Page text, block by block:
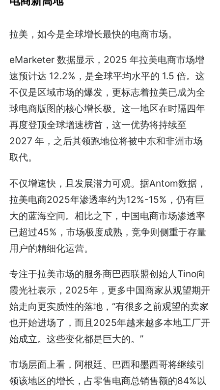
拉美，如今是全球增长最快的电商市场。
eMarketer 数据显示，2025 年拉美电商市场增
速预计达 12.2%，是全球平均水平的 1.5 倍。这
不仅是区域市场的爆发，更标志着拉美已成为全
球电商版图的核心增长极。这一地区在时隔四年
再度登顶全球增速榜首，这一优势将持续至
2027 年，之后其领跑地位将被中东和非洲市场
取代。
不仅增速快，且发展潜力可观。据Antom数据，
拉美电商2025年渗透率约为12%-15%，仍有巨
大的蓝海空间。相比之下，中国电商市场渗透率
已超过45%，市场极度成熟，竞争则侧重于存量
用户的精细化运营。
专注于拉美市场的服务商巴西联盟创始人Tino向
霞光社表示，2025年，更多中国商家从观望期开
始走向更实质性的落地，“有很多之前观望的卖家
也开始进场了，而且2025年越来越多本地工厂开
始成立。这些变化都是巨大的。”
市场层面上看，阿根廷、巴西和墨西哥将继续引
领该地区的增长，占零售电商总销售额的84%以